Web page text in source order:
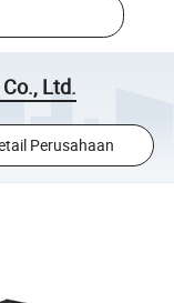
Ltd.
Perusahaan